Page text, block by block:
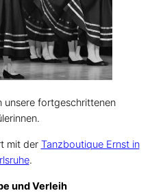
unsere fortgeschrittenen
mit der Tanzboutique Ernst in
.
und Verleih